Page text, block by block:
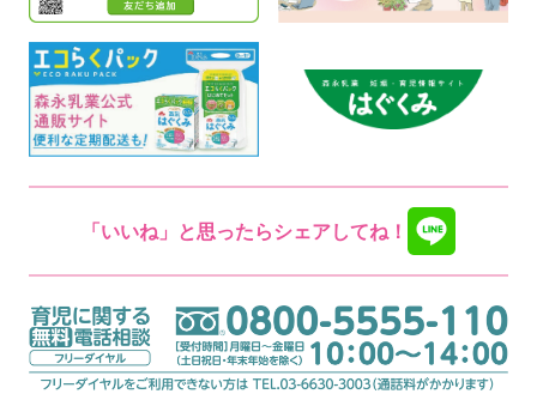
「いいね」と思ったらシェアしてね！